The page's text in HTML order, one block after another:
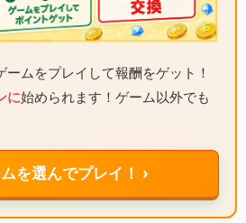
ムをプレイして報酬をゲット！
に始められます！ゲーム以外でも
を選んでプレイ！ ›